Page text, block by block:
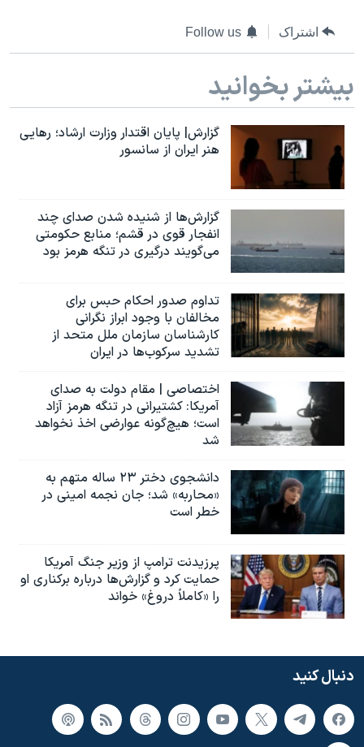
اسرائیل در جنگ
نرگس محمدی برنده جایزه نوبل صلح
همایش محافظه‌کاران آمریکا «سی‌پک»
صفحه‌های ویژه
سفر پرزیدنت ترامپ به چین
اشتراک Follow us
بیشتر بخوانید
گزارش| پایان اقتدار وزارت ارشاد؛ رهایی
هنر ایران از سانسور
گزارش‌ها از شنیده شدن صدای چند
انفجار قوی در قشم؛ منابع حکومتی
می‌گویند درگیری در تنگه هرمز بود
تداوم صدور احکام حبس برای
مخالفان با وجود ابراز نگرانی
کارشناسان سازمان ملل متحد از
تشدید سرکوب‌ها در ایران
اختصاصی | مقام دولت به صدای
آمریکا: کشتیرانی در تنگه هرمز آزاد
است؛ هیچ‌گونه عوارضی اخذ نخواهد
شد
دانشجوی دختر ۲۳ ساله متهم به
«محاربه» شد؛ جان نجمه امینی در
خطر است
پرزیدنت ترامپ از وزیر جنگ آمریکا
حمایت کرد و گزارش‌ها درباره برکناری او
را «کاملاً دروغ» خواند
دنبال کنید